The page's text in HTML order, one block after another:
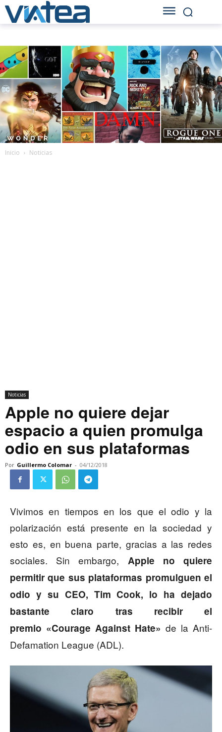
Inicio Noticias
Noticias
Apple no quiere dejar
espacio a quien promulga
odio en sus plataformas
Por Guillermo Colomar - 04/12/2018
Vivimos en tiempos en los que el odio y la
polarización está presente en la sociedad y
esto es, en buena parte, gracias a las redes
sociales. Sin embargo, Apple no quiere
permitir que sus plataformas promulguen el
odio y su CEO, Tim Cook, lo ha dejado
bastante claro tras recibir el
premio «Courage Against Hate» de la Anti-
Defamation League (ADL).